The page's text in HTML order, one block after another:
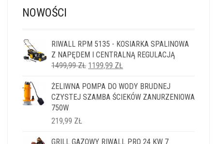
NOWOŚCI
RIWALL RPM 5135 - KOSIARKA SPALINOWA
Z NAPĘDEM I CENTRALNĄ REGULACJĄ
1499,99ZŁ PIERWOTNA
WYNOSIŁA:
1499,99 ZŁ.
1199,99 ZŁ
WYNOSI:
1199,99 ZŁ.
ŻELIWNA POMPA DO WODY BRUDNEJ
CZYSTEJ SZAMBA ŚCIEKÓW ZANURZENIOWA
750W
219,99 ZŁ
GRILL GAZOWY RIWALL PRO 24 KW 7